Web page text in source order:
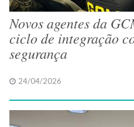
Novos agentes da
ciclo de integração
segurança
24/04/2026